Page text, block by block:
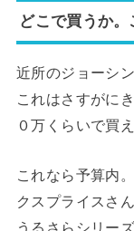
どこで買うか。
近所のジョーシ
これはさすがに
０万くらいで買え
これなら予算内
クスプライスさ
うるさらシリー